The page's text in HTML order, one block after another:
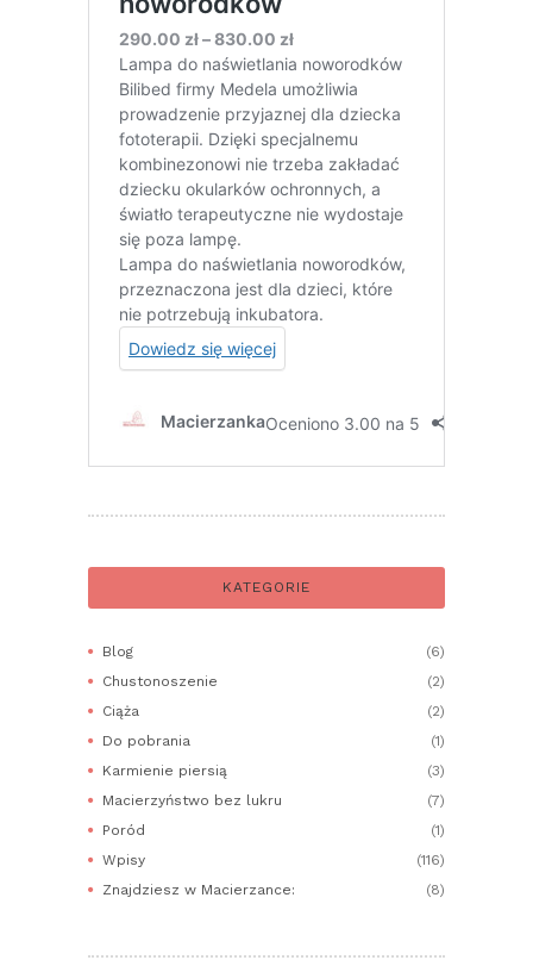
KATEGORIE
Blog
(6)
Chustonoszenie
(2)
Ciąża
(2)
Do pobrania
(1)
Karmienie piersią
(3)
Macierzyństwo bez lukru
(7)
Poród
(1)
Wpisy
(116)
Znajdziesz w Macierzance:
(8)